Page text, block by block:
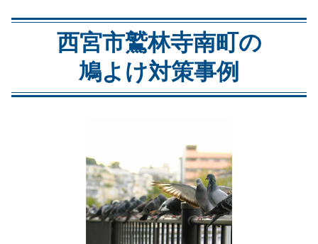
西宮市鷲林寺南町の
鳩よけ対策事例